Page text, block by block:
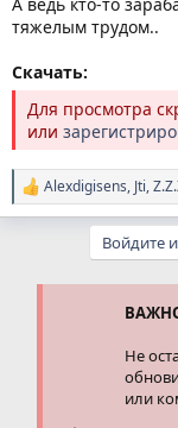
тяжелым трудом..
Скачать:
Для просмотра
или
Р
е
Alexdigisens, Jti,
Войдите
Не
или